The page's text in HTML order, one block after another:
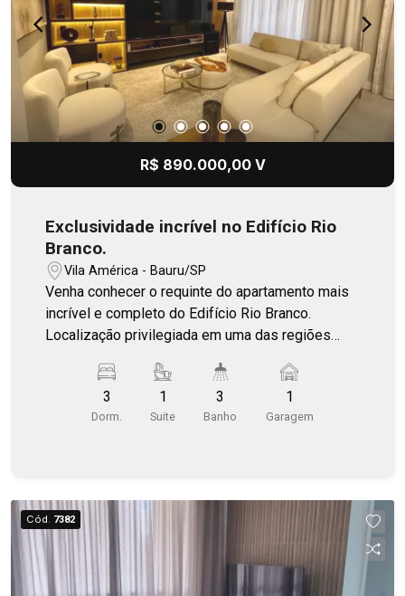
R$ 890.000,00 V
Exclusividade incrível no Edifício Rio
Branco.
Vila América - Bauru/SP
Venha conhecer o requinte do apartamento mais
incrível e completo do Edifício Rio Branco.
Localização privilegiada em uma das regiões
apartamento está situado na Rua Rio Branco, com
fácil acesso às avenidas Getúlio Vargas e
Comendador José da Silva Martha, importantes
DISTRIBUIÇÃO DOS AMBIENTES: - Hall social -
Sala de TV com sacada - Sala de jantar com
sacada - Hall interno - Lavabo - 02 dormitórios
(sendo 01 com sacada) - Banheiro social - 01
3
Dorm.
1
Suite
3
Banho
1
Garagem
Cód. 7382